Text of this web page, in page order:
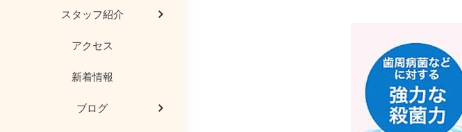
ポイック
新型コロナ
スタッフ紹介
アクセス
新着情報
ブログ